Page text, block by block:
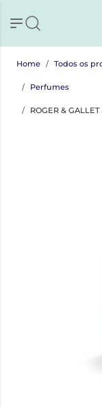
Home Todos os
Perfumes
ROGER &